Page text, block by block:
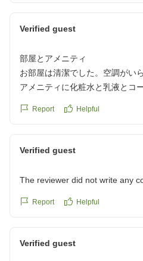
Verified guest
部屋とアメニティ
お部屋は清潔でした。空調がい
アメニティに化粧水と乳液とコ
クチコミの詳細はこちらから
Report Helpful
Verified guest
The reviewer did not write any
Report Helpful
Verified guest